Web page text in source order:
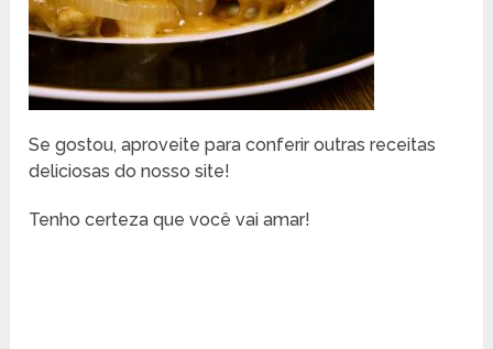
Se gostou, aproveite para conferir outras receitas
deliciosas do nosso site!
Tenho certeza que você vai amar!